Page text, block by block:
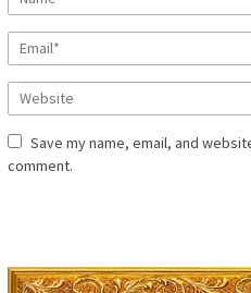
Save my name, email, and
comment.